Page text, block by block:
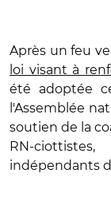
Après un feu
loi visant à
été adoptée
l'Assemblée
soutien de la
RN-
indépendants